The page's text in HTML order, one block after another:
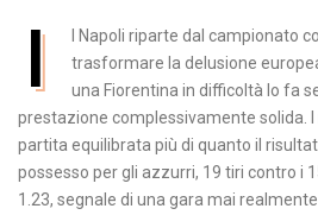
I
l Napoli riparte dal campionato
trasformare la delusione
una Fiorentina in difficoltà lo fa
prestazione complessivamente solida.
partita equilibrata più di quanto il
possesso per gli azzurri, 19 tiri contro i
1.23, segnale di una gara mai